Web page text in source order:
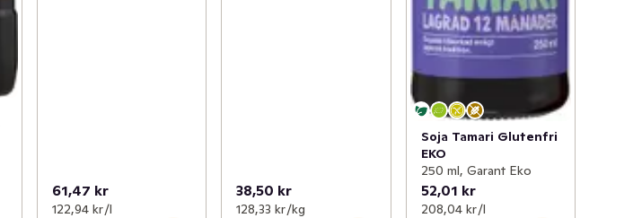
61,47 kr
122,94 kr /l
38,50 kr
128,33 kr /kg
Soja Tamari Glutenfri
EKO
250 ml, Garant Eko
52,01 kr
208,04 kr /l